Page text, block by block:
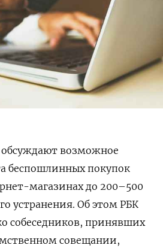
обсуждают возможное
беспошлинных покупок
магазинах до 200–500
устранения. Об этом РБК
собеседников, принявших
совещании,